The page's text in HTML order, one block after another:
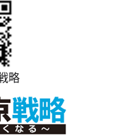
略